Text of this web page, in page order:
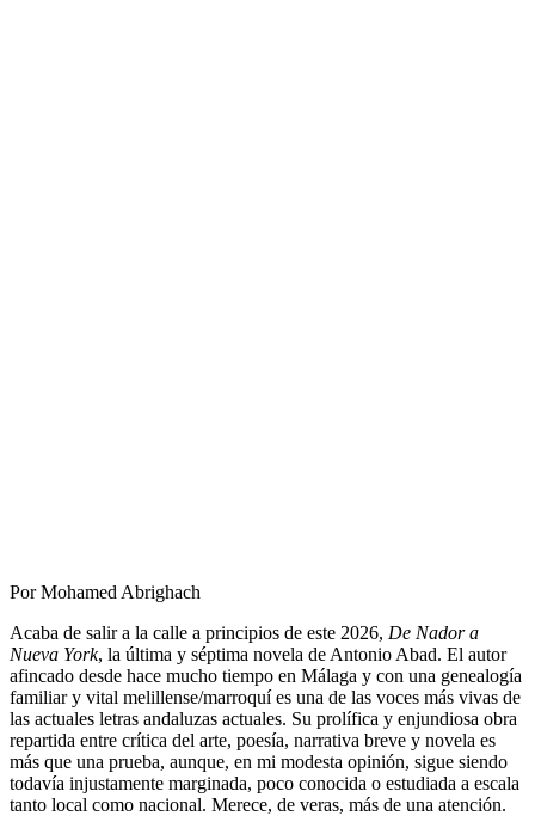
Por Mohamed Abrighach
Acaba de salir a la calle a principios de este 2026, De Nador a
Nueva York, la última y séptima novela de Antonio Abad. El autor
afincado desde hace mucho tiempo en Málaga y con una genealogía
familiar y vital melillense/marroquí es una de las voces más vivas de
las actuales letras andaluzas actuales. Su prolífica y enjundiosa obra
repartida entre crítica del arte, poesía, narrativa breve y novela es
más que una prueba, aunque, en mi modesta opinión, sigue siendo
todavía injustamente marginada, poco conocida o estudiada a escala
tanto local como nacional. Merece, de veras, más de una atención.